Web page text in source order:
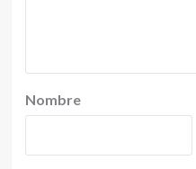
Nombre